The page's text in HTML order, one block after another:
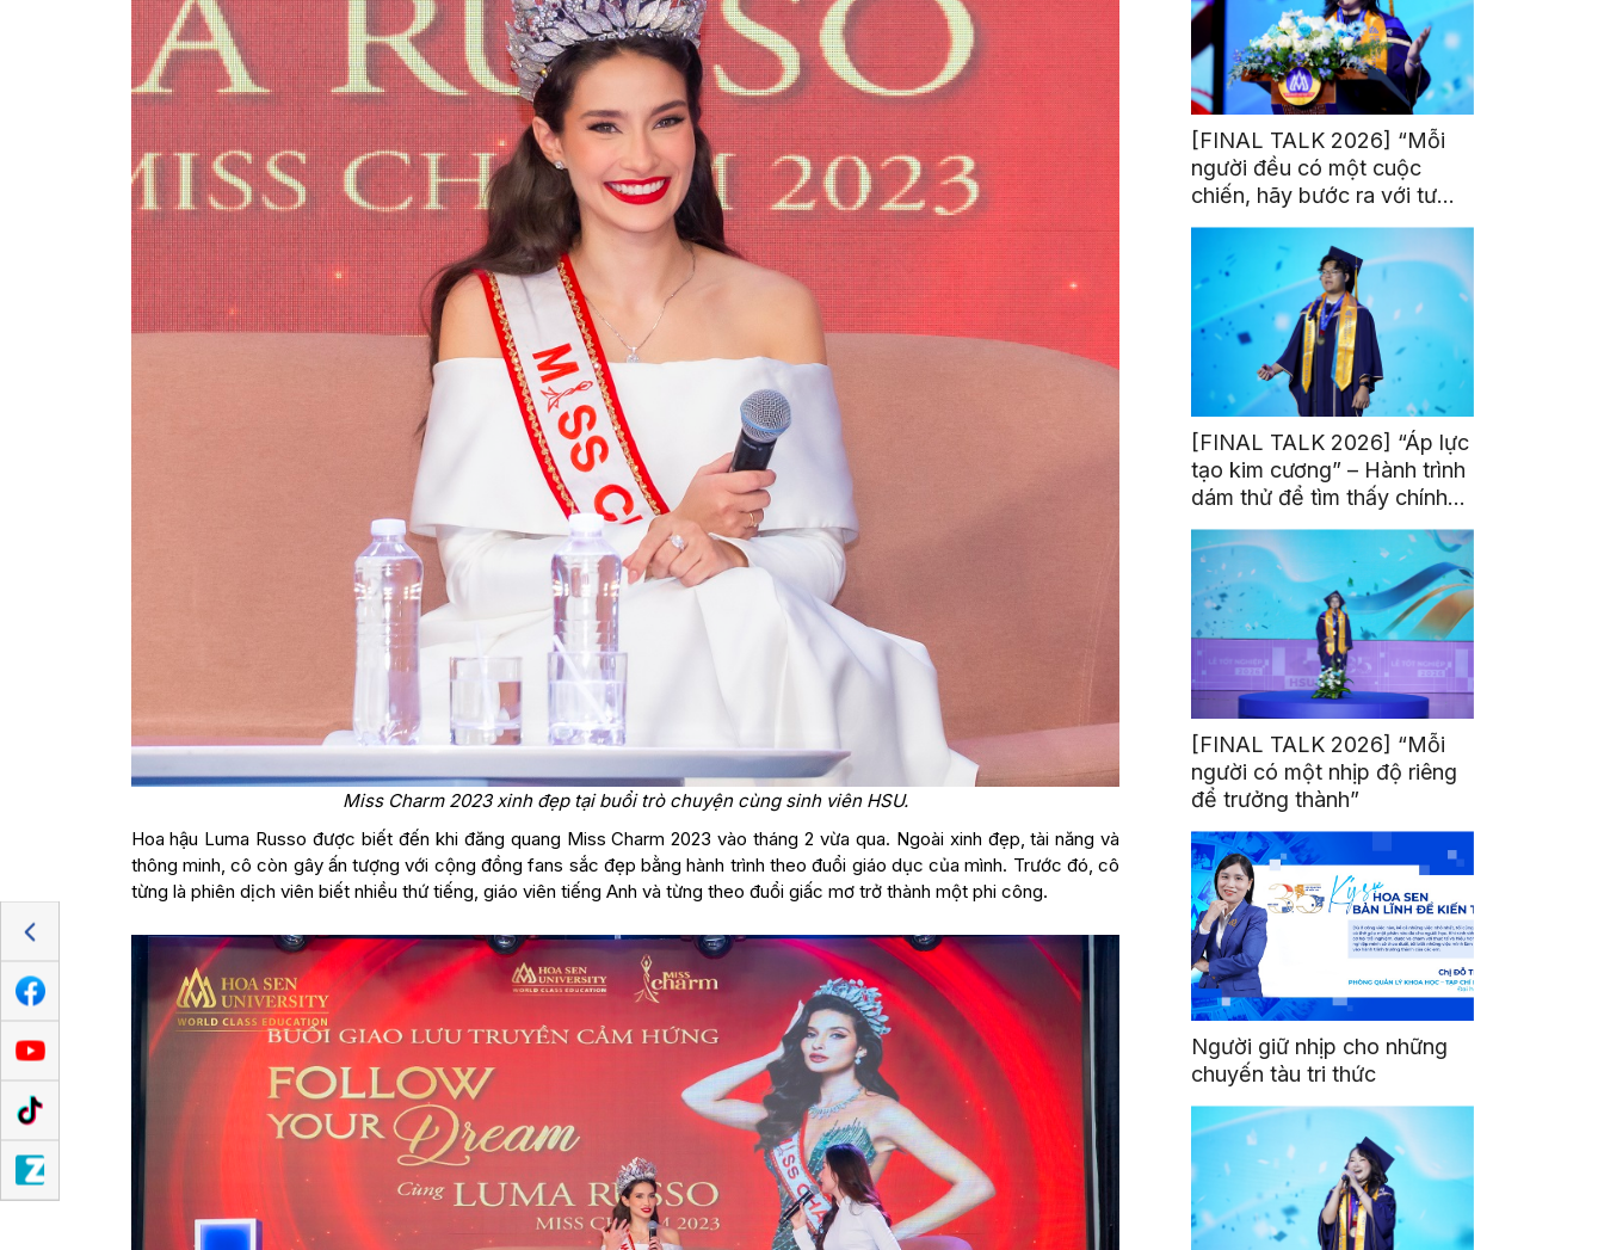
Miss Charm 2023 xinh đẹp tại buổi trò chuyện cùng sinh viên HSU.
Hoa hậu Luma Russo được biết đến khi đăng quang Miss Charm 2023 vào tháng 2 vừa qua. Ngoài xinh đẹp, tài năng và
thông minh, cô còn gây ấn tượng với cộng đồng fans sắc đẹp bằng hành trình theo đuổi giáo dục của mình. Trước đó, cô
từng là phiên dịch viên biết nhiều thứ tiếng, giáo viên tiếng Anh và từng theo đuổi giấc mơ trở thành một phi công.
[FINAL TALK 2026] “Mỗi
người đều có một cuộc
chiến, hãy bước ra với tư
thế của người chiến thắng”
[FINAL TALK 2026] “Áp lực
tạo kim cương” – Hành trình
dám thử để tìm thấy chính
mình
[FINAL TALK 2026] “Mỗi
người có một nhịp độ riêng
để trưởng thành”
Người giữ nhịp cho những
chuyến tàu tri thức